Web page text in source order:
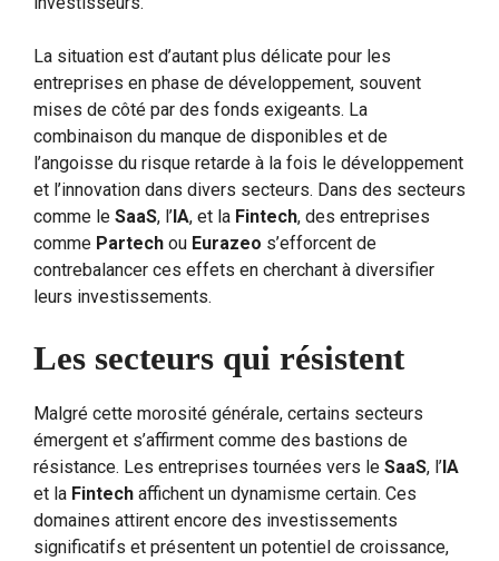
La situation est d’autant plus délicate pour les
entreprises en phase de développement, souvent
mises de côté par des fonds exigeants. La
combinaison du manque de disponibles et de
l’angoisse du risque retarde à la fois le développement
et l’innovation dans divers secteurs. Dans des secteurs
comme le SaaS, l’IA, et la Fintech, des entreprises
comme Partech ou Eurazeo s’efforcent de
contrebalancer ces effets en cherchant à diversifier
leurs investissements.
Les secteurs qui résistent
Malgré cette morosité générale, certains secteurs
émergent et s’affirment comme des bastions de
résistance. Les entreprises tournées vers le SaaS, l’IA
et la Fintech affichent un dynamisme certain. Ces
domaines attirent encore des investissements
significatifs et présentent un potentiel de croissance,